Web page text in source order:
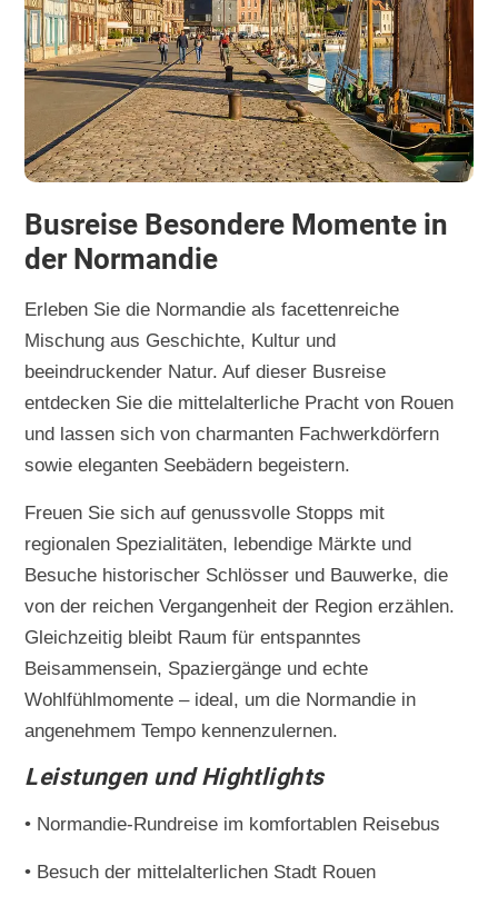
Busreise Besondere Momente in
der Normandie
Erleben Sie die Normandie als facettenreiche
Mischung aus Geschichte, Kultur und
beeindruckender Natur. Auf dieser Busreise
entdecken Sie die mittelalterliche Pracht von Rouen
und lassen sich von charmanten Fachwerkdörfern
sowie eleganten Seebädern begeistern.
Freuen Sie sich auf genussvolle Stopps mit
regionalen Spezialitäten, lebendige Märkte und
Besuche historischer Schlösser und Bauwerke, die
von der reichen Vergangenheit der Region erzählen.
Gleichzeitig bleibt Raum für entspanntes
Beisammensein, Spaziergänge und echte
Wohlfühlmomente – ideal, um die Normandie in
angenehmem Tempo kennenzulernen.
Leistungen und Hightlights
• Normandie-Rundreise im komfortablen Reisebus
• Besuch der mittelalterlichen Stadt Rouen